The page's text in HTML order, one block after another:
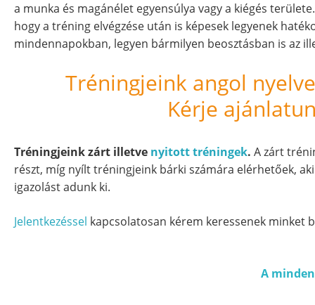
a munka és magánélet egyensúlya vagy a kiégés
hogy a tréning elvégzése után is képesek legyenek
mindennapokban, legyen bármilyen beosztásban is az
Tréningjeink angol
Kérje
Tréningjeink zárt illetve nyitott tréningek. A zárt
részt, míg nyílt tréningjeink bárki számára elérhetőek,
igazolást adunk ki.
Jelentkezéssel kapcsolatosan kérem keressenek minket
A